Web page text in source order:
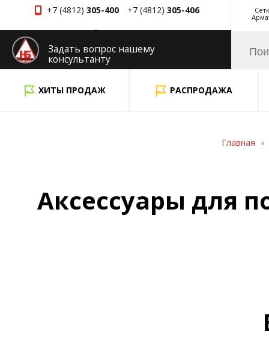
+7 (4812) 305-400 +7 (4812) 305-406
Смоленск
Задать вопрос нашему
консультанту
ХИТЫ ПРОДАЖ
РАСПРОДАЖА
Главная ›
Аксессуары для